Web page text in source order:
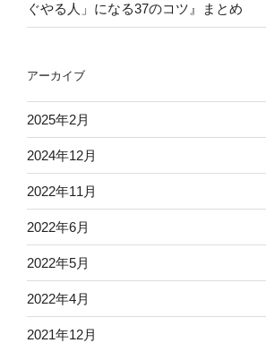
ぐやる人」になる37のコツ』まとめ
アーカイブ
2025年2月
2024年12月
2022年11月
2022年6月
2022年5月
2022年4月
2021年12月